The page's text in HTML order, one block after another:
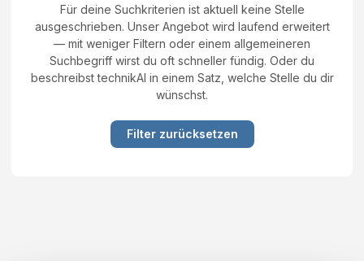
Für deine Suchkriterien ist aktuell keine Stelle
ausgeschrieben. Unser Angebot wird laufend erweitert
— mit weniger Filtern oder einem allgemeineren
Suchbegriff wirst du oft schneller fündig. Oder du
beschreibst technikAI in einem Satz, welche Stelle du dir
wünschst.
Filter zurücksetzen